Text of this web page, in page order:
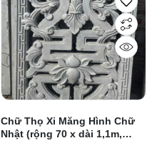
Chữ Thọ Xi Măng Hình Chữ
Nhật (rộng 70 x dài 1,1m,